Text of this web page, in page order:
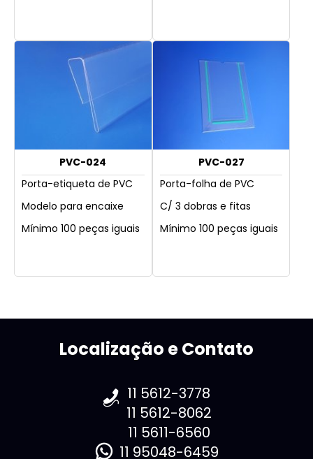
PVC-024
Porta-etiqueta de PVC
Modelo para encaixe
Mínimo 100 peças iguais
PVC-027
Porta-folha de PVC
C/ 3 dobras e fitas
Mínimo 100 peças iguais
Localização e Contato
11 5612-3778
11 5612-8062
11 5611-6560
11 95048-6459